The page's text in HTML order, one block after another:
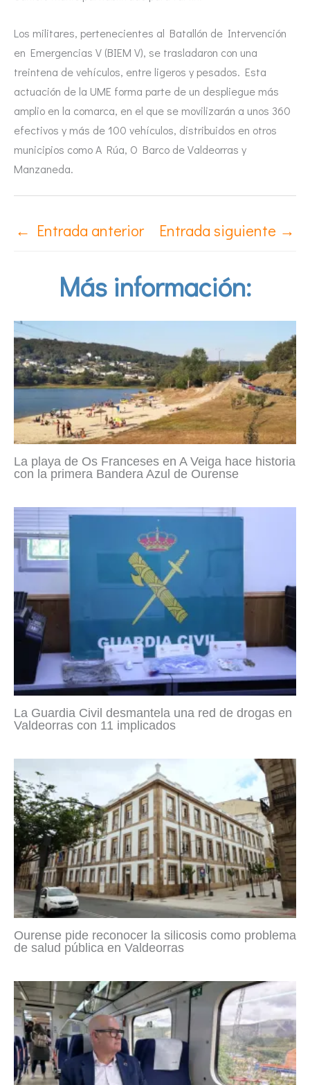
Los militares, pertenecientes al Batallón de Intervención
en Emergencias V (BIEM V), se trasladaron con una
treintena de vehículos, entre ligeros y pesados. Esta
actuación de la UME forma parte de un despliegue más
amplio en la comarca, en el que se movilizarán a unos 360
efectivos y más de 100 vehículos, distribuidos en otros
municipios como A Rúa, O Barco de Valdeorras y
Manzaneda.
← Entrada anterior Entrada siguiente →
Más información:
La playa de Os Franceses en A Veiga hace historia
con la primera Bandera Azul de Ourense
La Guardia Civil desmantela una red de drogas en
Valdeorras con 11 implicados
Ourense pide reconocer la silicosis como problema
de salud pública en Valdeorras